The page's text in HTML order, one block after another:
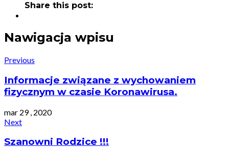
Share this post:
Nawigacja wpisu
Previous
Informacje związane z wychowaniem
fizycznym w czasie Koronawirusa.
mar 29 , 2020
Next
Szanowni Rodzice !!!